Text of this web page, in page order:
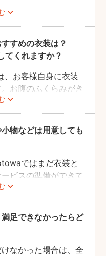
雑誌などで、素敵な
シュベルト等の撮影
るのも楽しいです
のは被写体のママと
す。当日無理せず撮
やかに過ごしていた
すめの衣装は？
くれますか？
お客様自身に衣装
お腹のふくらみがき
服や、チューブトッ
を写すスタイルも人
衣装で撮影を楽しん
物などは用意しても
ではまだ衣装と
ビスの準備ができて
ご自身にご用意をお
足できなかったらど
なかった場合は、全